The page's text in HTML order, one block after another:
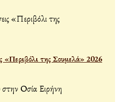
«Περιβόλι της Σουμελά» 2026